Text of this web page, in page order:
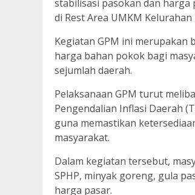
stabilisasi pasokan dan
di Rest Area UMKM
Kegiatan GPM ini merupakan
harga bahan pokok bagi
sejumlah daerah.
Pelaksanaan GPM turut
Pengendalian Inflasi Daerah
guna memastikan
masyarakat.
Dalam kegiatan tersebut,
SPHP, minyak goreng, gula
harga pasar.